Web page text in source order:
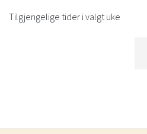
Tilgjengelige tider i valgt uke